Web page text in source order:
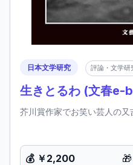
日本文学研究 評論・文学研
生きとるわ (文春e-
芥川賞作家でお笑い芸人の又
💰 ￥2,200 🎁